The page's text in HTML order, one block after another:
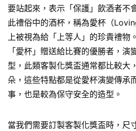
要站起來，表示「保護」飲酒者不
此禮俗中的酒杯，稱為愛杯（
上被視為給「上等人」的珍貴禮物
「愛杯」贈送給比賽的優勝者，演
型，此類客製化獎盃通常都比較大
朵，這些特點都是從愛杯演變傳承
事，也是較為保守安全的造型。
當我們需要訂製客製化獎盃時，尺